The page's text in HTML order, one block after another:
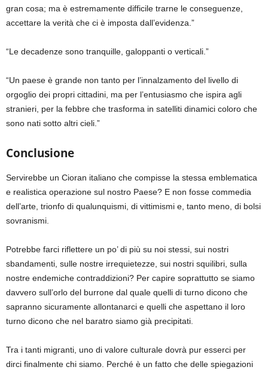
gran cosa; ma è estremamente difficile trarne le conseguenze,
accettare la verità che ci è imposta dall’evidenza.”
“Le decadenze sono tranquille, galoppanti o verticali.”
“Un paese è grande non tanto per l’innalzamento del livello di
orgoglio dei propri cittadini, ma per l’entusiasmo che ispira agli
stranieri, per la febbre che trasforma in satelliti dinamici coloro che
sono nati sotto altri cieli.”
Conclusione
Servirebbe un Cioran italiano che compisse la stessa emblematica
e realistica operazione sul nostro Paese? E non fosse commedia
dell’arte, trionfo di qualunquismi, di vittimismi e, tanto meno, di bolsi
sovranismi.
Potrebbe farci riflettere un po’ di più su noi stessi, sui nostri
sbandamenti, sulle nostre irrequietezze, sui nostri squilibri, sulla
nostre endemiche contraddizioni? Per capire soprattutto se siamo
davvero sull’orlo del burrone dal quale quelli di turno dicono che
sapranno sicuramente allontanarci e quelli che aspettano il loro
turno dicono che nel baratro siamo già precipitati.
Tra i tanti migranti, uno di valore culturale dovrà pur esserci per
dirci finalmente chi siamo. Perché è un fatto che delle spiegazioni